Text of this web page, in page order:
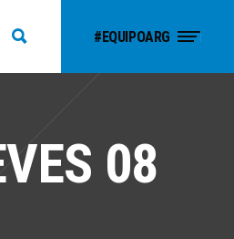
#EQUIPOARG
08